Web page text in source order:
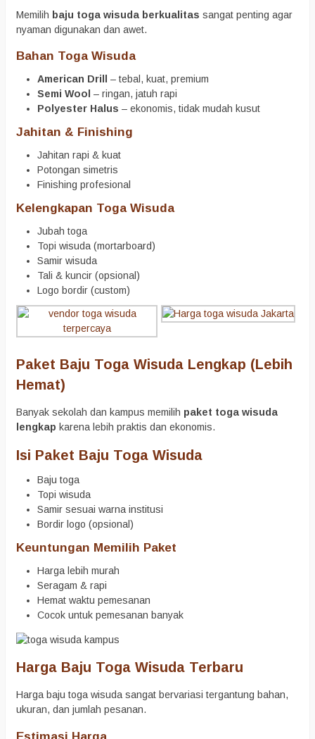
Memilih baju toga wisuda berkualitas sangat penting agar
nyaman digunakan dan awet.
Bahan Toga Wisuda
American Drill
– tebal, kuat, premium
Semi Wool – ringan, jatuh rapi
Polyester Halus – ekonomis, tidak mudah kusut
Jahitan & Finishing
Jahitan rapi & kuat
Potongan simetris
Finishing profesional
Kelengkapan Toga Wisuda
Jubah toga
Topi wisuda (mortarboard)
Samir wisuda
Tali & kuncir (opsional)
Logo bordir (custom)
Paket Baju Toga Wisuda Lengkap (Lebih
Hemat)
Banyak sekolah dan kampus memilih paket toga wisuda
lengkap karena lebih praktis dan ekonomis.
Isi Paket Baju Toga Wisuda
Baju toga
Topi wisuda
Samir sesuai warna institusi
Bordir logo (opsional)
Keuntungan Memilih Paket
Harga lebih murah
Seragam & rapi
Hemat waktu pemesanan
Cocok untuk pemesanan banyak
Harga Baju Toga Wisuda Terbaru
Harga baju toga wisuda sangat bervariasi tergantung bahan,
ukuran, dan jumlah pesanan.
Estimasi Harga